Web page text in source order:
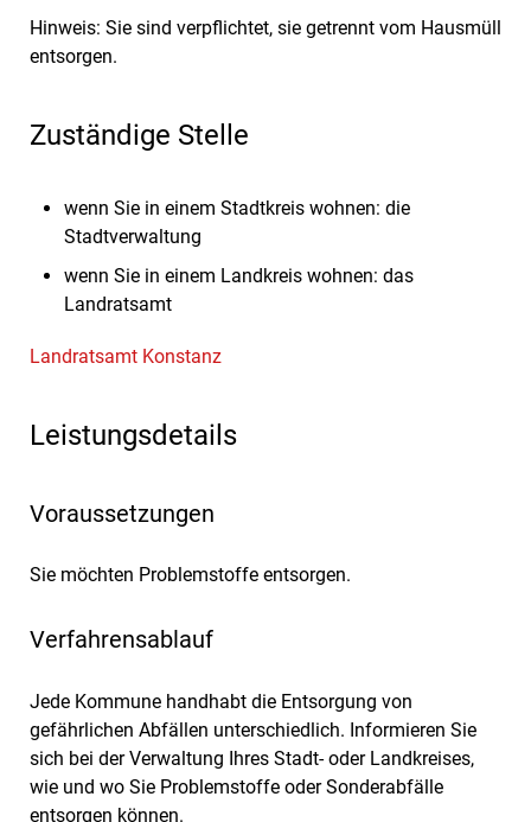
Hinweis: Sie sind verpflichtet, sie getrennt vom Hausmüll
entsorgen.
Zuständige Stelle
wenn Sie in einem Stadtkreis wohnen: die
Stadtverwaltung
wenn Sie in einem Landkreis wohnen: das
Landratsamt
Landratsamt Konstanz
Leistungsdetails
Voraussetzungen
Sie möchten Problemstoffe entsorgen.
Verfahrensablauf
Jede Kommune handhabt die Entsorgung von
gefährlichen Abfällen unterschiedlich. Informieren Sie
sich bei der Verwaltung Ihres Stadt- oder Landkreises,
wie und wo Sie Problemstoffe oder Sonderabfälle
entsorgen können.